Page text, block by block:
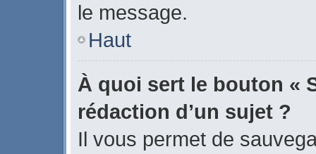
le message.
Haut
À quoi sert le bouton «
rédaction d’un sujet ?
Il vous permet de